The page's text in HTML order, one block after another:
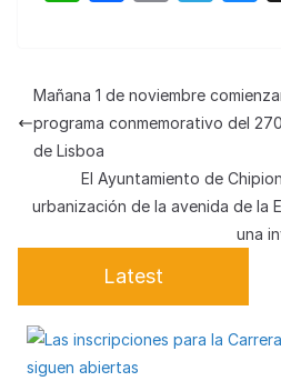
s
A
p
p
e
b
o
o
gr
a
m
s
k
y
Mañana 1 de noviembre
programa conmemorativo del
de Lisboa
El Ayuntamiento de
urbanización de la avenida de la
una
Latest